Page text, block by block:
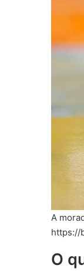
A
https://
O